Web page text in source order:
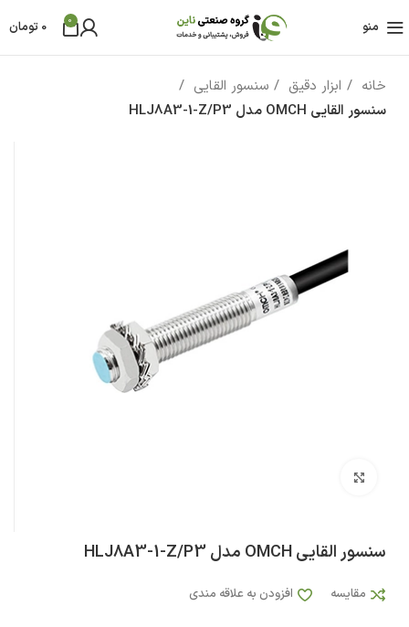
منو 0
0 تومان
خانه ابزار دقیق
سنسور القایی
سنسور القایی OMCH مدل HLJ8A3-1-Z/P3
سنسور القایی OMCH مدل HLJ8A3-1-Z/P3
مقایسه افزودن به علاقه مندی